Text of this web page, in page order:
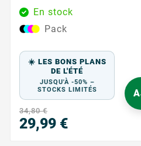
sereines au quotidien.
avec les imprimantes HP
301 / HP 301 XL , elles
supports...
En stock
Pack
☀️ LES BONS PLANS
DE L'ÉTÉ
JUSQU'À -50% –
STOCKS LIMITÉS
34,80 €
29,99 €